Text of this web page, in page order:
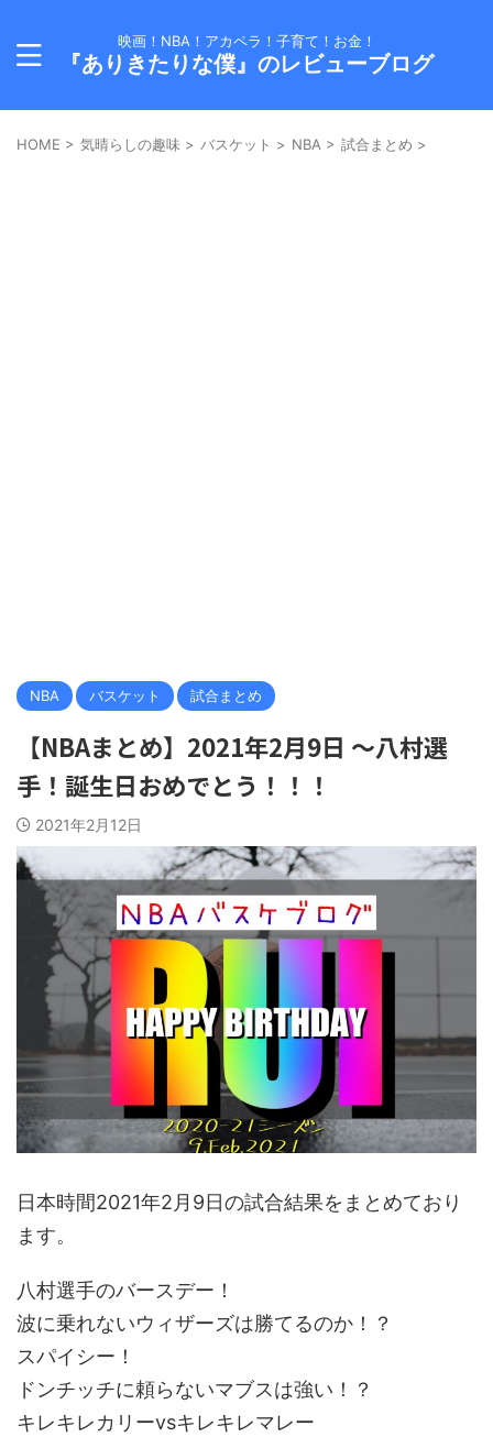
映画！NBA！アカペラ！子育て！お金！
『ありきたりな僕』のレビューブログ
HOME > 気晴らしの趣味 > バスケット > NBA > 試合まとめ >
NBA バスケット 試合まとめ
【NBAまとめ】2021年2月9日 〜八村選
手！誕生日おめでとう！！！
2021年2月12日
日本時間2021年2月9日の試合結果をまとめており
ます。
八村選手のバースデー！
波に乗れないウィザーズは勝てるのか！？
スパイシー！
ドンチッチに頼らないマブスは強い！？
キレキレカリーvsキレキレマレー